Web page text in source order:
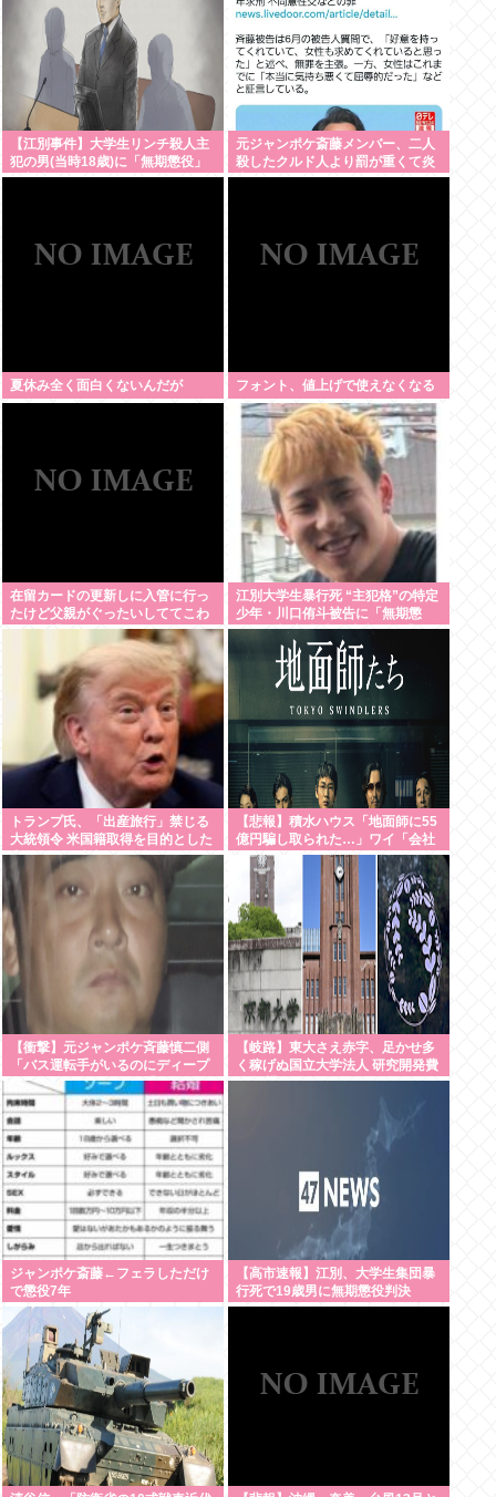
【江別事件】大学生リンチ殺人主
犯の男(当時18歳)に「無期懲役」
の判決
元ジャンポケ斎藤メンバー、二人
殺したクルド人より罰が重くて炎
上www
夏休み全く面白くないんだが フォント、値上げで使えなくなる
在留カードの更新しに入管に行っ
たけど父親がぐったいしててこわ
い要介護3
江別大学生暴行死 “主犯格”の特定
少年・川口侑斗被告に「無期懲
役」の判決 当時17歳少年に「懲役
30年」の判決
トランプ氏、「出産旅行」禁じる
大統領令 米国籍取得を目的とした
中国人らの渡米を問題視
【悲報】積水ハウス「地面師に55
億円騙し取られた…」ワイ「会社
終わったやろなぁ」→結果www
【衝撃】元ジャンポケ斉藤慎二側
「バス運転手がいるのにディープ
キスなんてできない」「Aさんの
供述には矛盾点」
【岐路】東大さえ赤字、足かせ多
く稼げぬ国立大学法人 研究開発費
20年横ばい
ジャンポケ斎藤←フェラしただけ
で懲役7年
【高市速報】江別、大学生集団暴
行死で19歳男に無期懲役判決